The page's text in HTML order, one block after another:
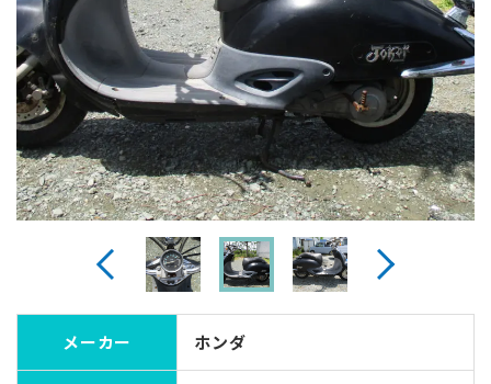
Previous Next
メーカー ホンダ